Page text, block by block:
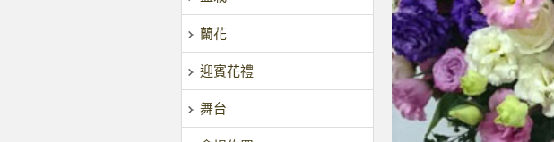
蘭花
迎賓花禮
舞台